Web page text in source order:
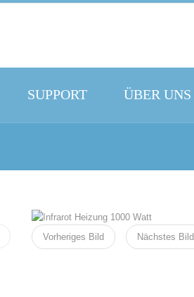
SUPPORT ÜBER UNS
Vorheriges Bild Nächstes Bild